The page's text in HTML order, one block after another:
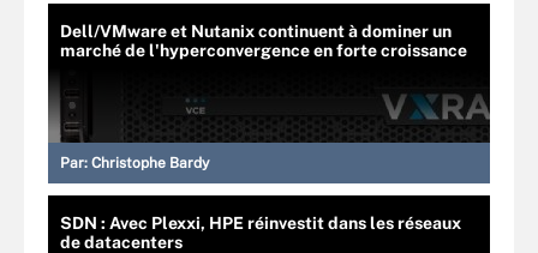
Dell/VMware et Nutanix continuent à dominer un
marché de l'hyperconvergence en forte croissance
Par: Christophe Bardy
SDN : Avec Plexxi, HPE réinvestit dans les réseaux
de datacenters